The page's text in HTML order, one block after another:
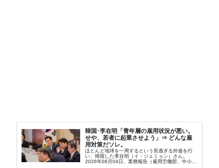
韓国･李在明「青年層の雇用状況が悪い。
せや、若者に起業させよう」⇒ どんな雇
用対策だソレ。
ほとんど地球を一周するという長過ぎる外遊を行
い、帰国した李在明（イ・ジェミョン）さん。
2026年08月04日、業務報告（雇用労働部、中小ベ